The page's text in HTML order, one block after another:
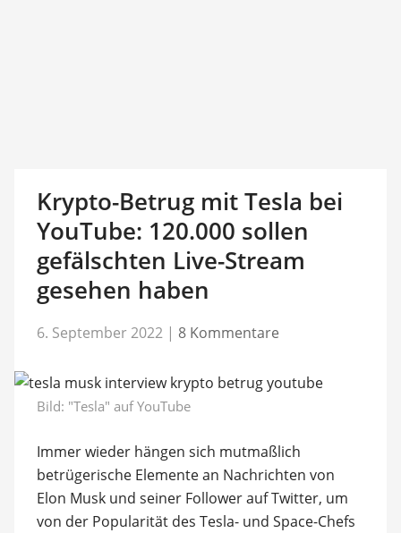
Krypto-Betrug mit Tesla bei
YouTube: 120.000 sollen
gefälschten Live-Stream
gesehen haben
6. September 2022 | 8 Kommentare
Bild: "Tesla" auf YouTube
Immer wieder hängen sich mutmaßlich
betrügerische Elemente an Nachrichten von
Elon Musk und seiner Follower auf Twitter, um
von der Popularität des Tesla- und Space-Chefs